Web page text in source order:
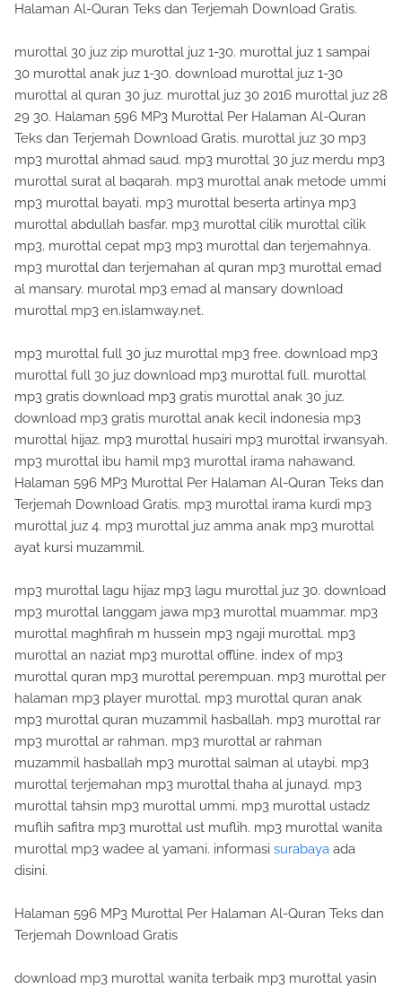
Halaman Al-Quran Teks dan Terjemah Download Gratis.
murottal 30 juz zip murottal juz 1-30. murottal juz 1 sampai
30 murottal anak juz 1-30. download murottal juz 1-30
murottal al quran 30 juz. murottal juz 30 2016 murottal juz 28
29 30. Halaman 596 MP3 Murottal Per Halaman Al-Quran
Teks dan Terjemah Download Gratis. murottal juz 30 mp3
mp3 murottal ahmad saud. mp3 murottal 30 juz merdu mp3
murottal surat al baqarah. mp3 murottal anak metode ummi
mp3 murottal bayati. mp3 murottal beserta artinya mp3
murottal abdullah basfar. mp3 murottal cilik murottal cilik
mp3. murottal cepat mp3 mp3 murottal dan terjemahnya.
mp3 murottal dan terjemahan al quran mp3 murottal emad
al mansary. murotal mp3 emad al mansary download
murottal mp3 en.islamway.net.
mp3 murottal full 30 juz murottal mp3 free. download mp3
murottal full 30 juz download mp3 murottal full. murottal
mp3 gratis download mp3 gratis murottal anak 30 juz.
download mp3 gratis murottal anak kecil indonesia mp3
murottal hijaz. mp3 murottal husairi mp3 murottal irwansyah.
mp3 murottal ibu hamil mp3 murottal irama nahawand.
Halaman 596 MP3 Murottal Per Halaman Al-Quran Teks dan
Terjemah Download Gratis. mp3 murottal irama kurdi mp3
murottal juz 4. mp3 murottal juz amma anak mp3 murottal
ayat kursi muzammil.
mp3 murottal lagu hijaz mp3 lagu murottal juz 30. download
mp3 murottal langgam jawa mp3 murottal muammar. mp3
murottal maghfirah m hussein mp3 ngaji murottal. mp3
murottal an naziat mp3 murottal offline. index of mp3
murottal quran mp3 murottal perempuan. mp3 murottal per
halaman mp3 player murottal. mp3 murottal quran anak
mp3 murottal quran muzammil hasballah. mp3 murottal rar
mp3 murottal ar rahman. mp3 murottal ar rahman
muzammil hasballah mp3 murottal salman al utaybi. mp3
murottal terjemahan mp3 murottal thaha al junayd. mp3
murottal tahsin mp3 murottal ummi. mp3 murottal ustadz
muflih safitra mp3 murottal ust muflih. mp3 murottal wanita
murottal mp3 wadee al yamani. informasi surabaya ada
disini.
Halaman 596 MP3 Murottal Per Halaman Al-Quran Teks dan
Terjemah Download Gratis
download mp3 murottal wanita terbaik mp3 murottal yasin